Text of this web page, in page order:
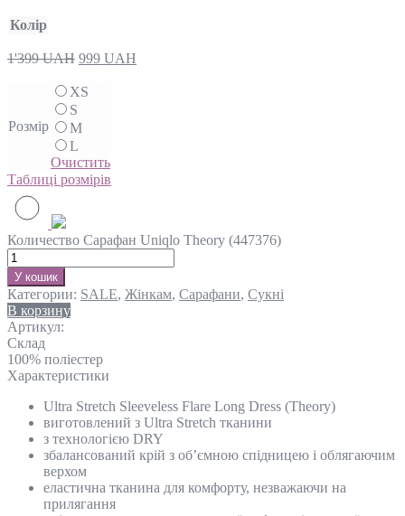
Колір
1'399UAH 999 UAH
Розмір
XS
S
M
L
Очистить
Таблиці розмірів
Количество Сарафан Uniqlo Theory (447376)
У кошик
Категории: SALE, Жінкам, Сарафани, Сукні
В корзину
Артикул:
Склад
100% поліестер
Характеристики
Ultra Stretch Sleeveless Flare Long Dress (Theory)
виготовлений з Ultra Stretch тканини
з технологією DRY
збалансований крій з об’ємною спідницею і облягаючим
верхом
еластична тканина для комфорту, незважаючи на
прилягання